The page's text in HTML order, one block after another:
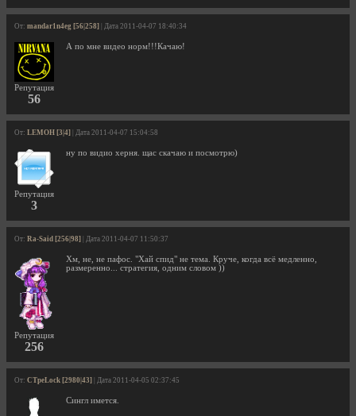
От: mandar1n4eg [56|258] | Дата 2011-04-07 18:40:34
Репутация
56
А по мне видео норм!!!Качаю!
От: LEMOH [3|4] | Дата 2011-04-07 15:04:58
Репутация
3
ну по видио херня. щас скачаю и посмотрю)
От: Ra-Said [256|98] | Дата 2011-04-07 11:50:37
Репутация
256
Хм, не, не пафос. "Хай спид" не тема. Круче, когда всё медленно,
размеренно... стратегия, одним словом ))
От: CTpeLock [2980|43] | Дата 2011-04-05 02:37:45
Сингл имется.